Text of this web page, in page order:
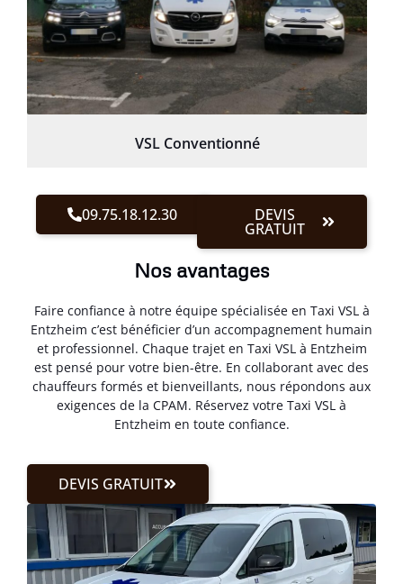
VSL Conventionné
09.75.18.12.30 DEVIS
GRATUIT
Nos avantages
Faire confiance à notre équipe spécialisée en Taxi VSL à
Entzheim c’est bénéficier d’un accompagnement humain
et professionnel. Chaque trajet en Taxi VSL à Entzheim
est pensé pour votre bien-être. En collaborant avec des
chauffeurs formés et bienveillants, nous répondons aux
exigences de la CPAM. Réservez votre Taxi VSL à
Entzheim en toute confiance.
DEVIS GRATUIT